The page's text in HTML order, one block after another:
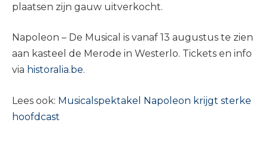
plaatsen zijn gauw uitverkocht.
Napoleon – De Musical is vanaf 13 augustus te zien
aan kasteel de Merode in Westerlo. Tickets en info
via historalia.be.
Lees ook: Musicalspektakel Napoleon krijgt sterke
hoofdcast